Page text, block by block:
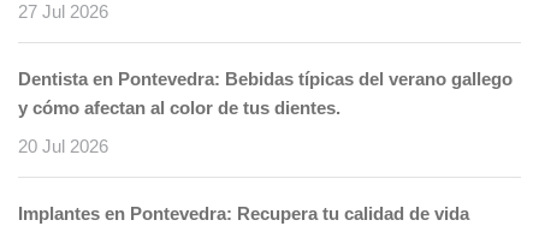
27 Jul 2026
Dentista en Pontevedra: Bebidas típicas del verano gallego
y cómo afectan al color de tus dientes.
20 Jul 2026
Implantes en Pontevedra: Recupera tu calidad de vida